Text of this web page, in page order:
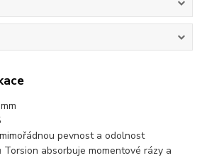
pevnost a odolnost
absorbuje momentové rázy a